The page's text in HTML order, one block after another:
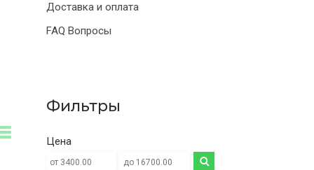
Доставка и оплата
FAQ Вопросы
Фильтры
Цена